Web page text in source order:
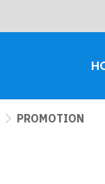
PROMOTION